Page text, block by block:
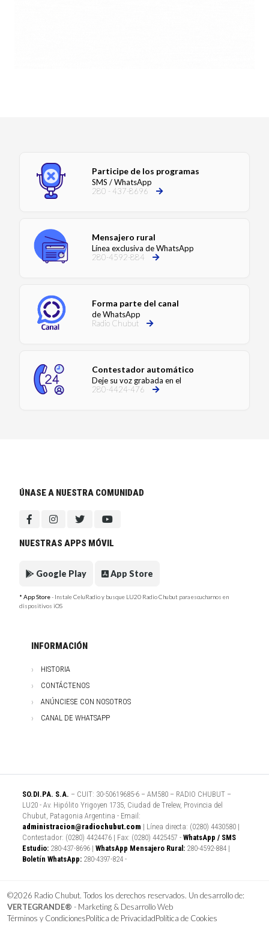
Participe de los programas
SMS / WhatsApp
280 - 437-8696
Mensajero rural
Línea exclusiva de WhatsApp
280-4592-884
Forma parte del canal
de WhatsApp
Radio Chubut
Contestador automático
Deje su voz grabada en el
280-4424-476
ÚNASE A NUESTRA COMUNIDAD
NUESTRAS APPS MÓVIL
Google Play App Store
* App Store- Instale CeluRadio y busque LU20 Radio Chubut para escucharnos en
dispositivos iOS
INFORMACIÓN
HISTORIA
CONTÁCTENOS
ANÚNCIESE CON NOSOTROS
CANAL DE WHATSAPP
SO.DI.PA. S.A. – CUIT: 30-50619685-6 – AM580 – RADIO CHUBUT –
LU20 - Av. Hipólito Yrigoyen 1735, Ciudad de Trelew, Provincia del
Chubut, Patagonia Argentina - Email:
administracion@radiochubut.com | Línea directa: (0280) 4430580 |
Contestador: (0280) 4424476 | Fax: (0280) 4425457 - WhatsApp / SMS
Estudio: 280-437-8696 | WhatsApp Mensajero Rural: 280-4592-884 |
Boletín WhatsApp: 280-4397-824 -
©2026 Radio Chubut. Todos los derechos reservados. Un desarrollo de:
VERTEGRANDE® - Marketing & Desarrollo Web
Términos y CondicionesPolítica de PrivacidadPolítica de Cookies